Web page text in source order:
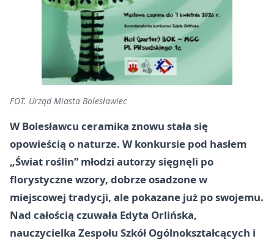
FOT. Urząd Miasta Bolesławiec
W Bolesławcu ceramika znowu stała się
opowieścią o naturze. W konkursie pod hasłem
„Świat roślin” młodzi autorzy sięgnęli po
florystyczne wzory, dobrze osadzone w
miejscowej tradycji, ale pokazane już po swojemu.
Nad całością czuwała Edyta Orlińska,
nauczycielka Zespołu Szkół Ogólnokształcących i